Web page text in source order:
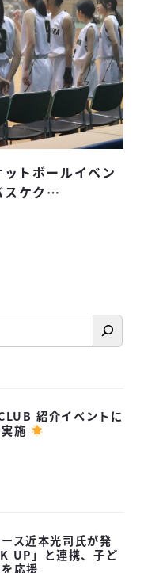
ットボールイベン
スケク…
紹介イベントに
施
ス近本光司氏が発
UP」と連携、子ど
応援